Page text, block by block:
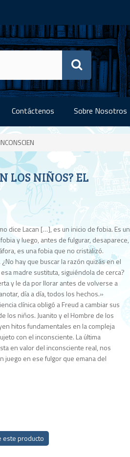
Contáctenos Sobre Nosotros
LOS NIÑOS? EL
dice Lacan […], es un inicio de fobia. Es un
y luego, antes de fulgurar, desaparece,
es una fobia que no cristalizó.
hay que buscar la razón quizás en el
madre sustituta, siguiéndola de cerca?
y le da por llorar antes de volverse a
día a día, todos los hechos.»
clínica obligó a Freud a cambiar sus
los niños. Juanito y el Hombre de los
hitos fundamentales en la compleja
con el inconsciente. La última
en valor del inconsciente real, nos
juego en ese fulgor que emana del
este producto